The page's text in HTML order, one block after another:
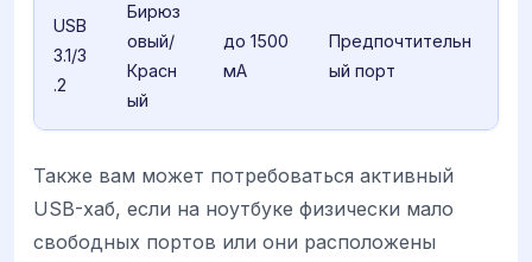
USB
3.1/3
.2
Бирюз
овый/
Красн
ый
до 1500
мА
Предпочтительн
ый порт
Также вам может потребоваться активный
USB-хаб, если на ноутбуке физически мало
свободных портов или они расположены